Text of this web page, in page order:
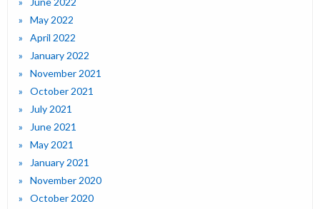
May 2022
April 2022
January 2022
November 2021
October 2021
July 2021
June 2021
May 2021
January 2021
November 2020
October 2020